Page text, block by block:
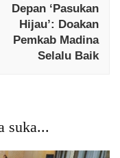
Depan ‘Pasukan
Hijau’: Doakan
Pemkab Madina
Selalu Baik
suka...